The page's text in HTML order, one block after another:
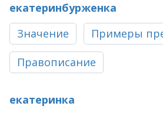
екатеринбурженка
Значение
Примеры
Правописание
екатеринка